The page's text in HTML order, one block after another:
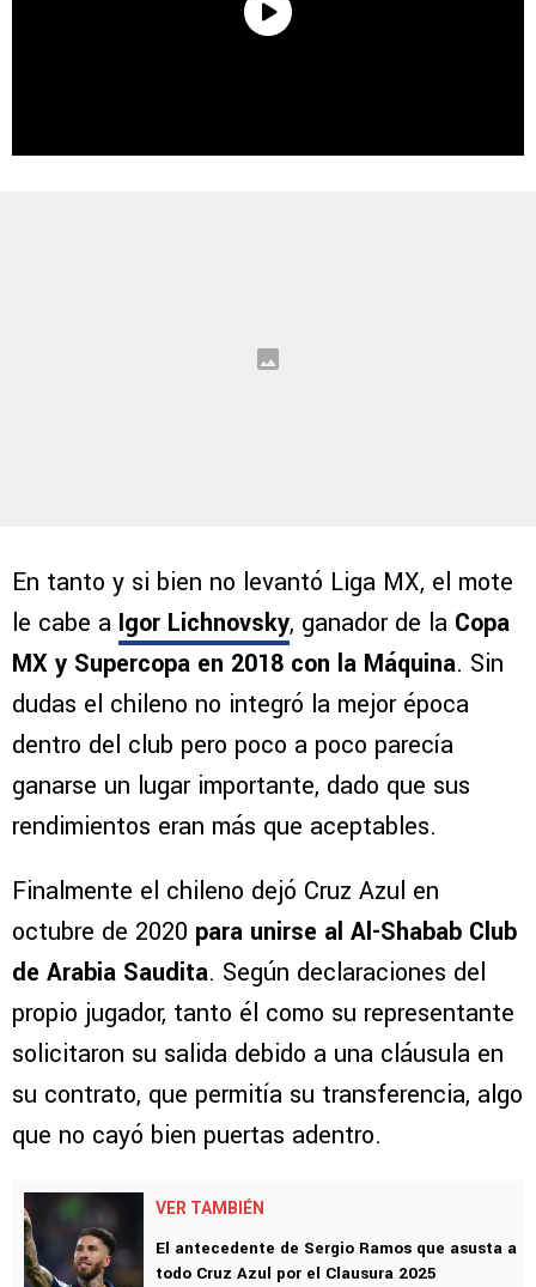
En tanto y si bien no levantó Liga MX, el mote
le cabe a Igor Lichnovsky, ganador de la Copa
MX y Supercopa en 2018 con la Máquina. Sin
dudas el chileno no integró la mejor época
dentro del club pero poco a poco parecía
ganarse un lugar importante, dado que sus
rendimientos eran más que aceptables.
Finalmente el chileno dejó Cruz Azul en
octubre de 2020 para unirse al Al-Shabab Club
de Arabia Saudita. Según declaraciones del
propio jugador, tanto él como su representante
solicitaron su salida debido a una cláusula en
su contrato, que permitía su transferencia, algo
que no cayó bien puertas adentro.
VER TAMBIÉN
El antecedente de Sergio Ramos que asusta a
todo Cruz Azul por el Clausura 2025